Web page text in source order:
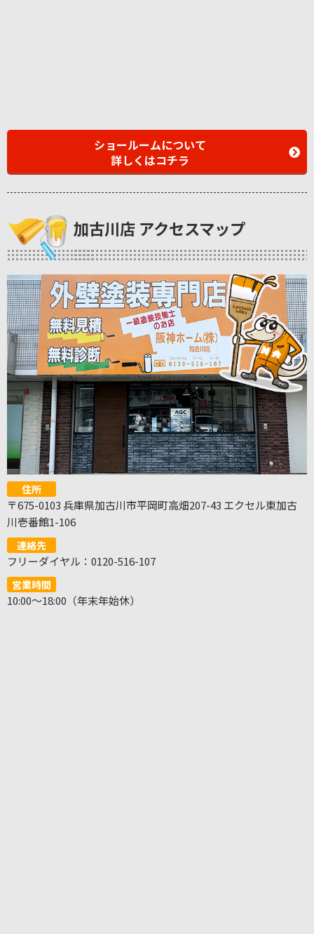
ショールームについて
詳しくはコチラ
加古川店 アクセスマップ
住所
〒675-0103 兵庫県加古川市平岡町高畑207-43 エクセル東加古
川壱番館1-106
連絡先
フリーダイヤル：0120-516-107
営業時間
10:00～18:00（年末年始休）